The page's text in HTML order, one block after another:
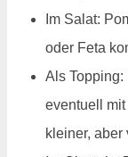
Im Salat:
oder Feta
Als Topping:
eventuell
kleiner,